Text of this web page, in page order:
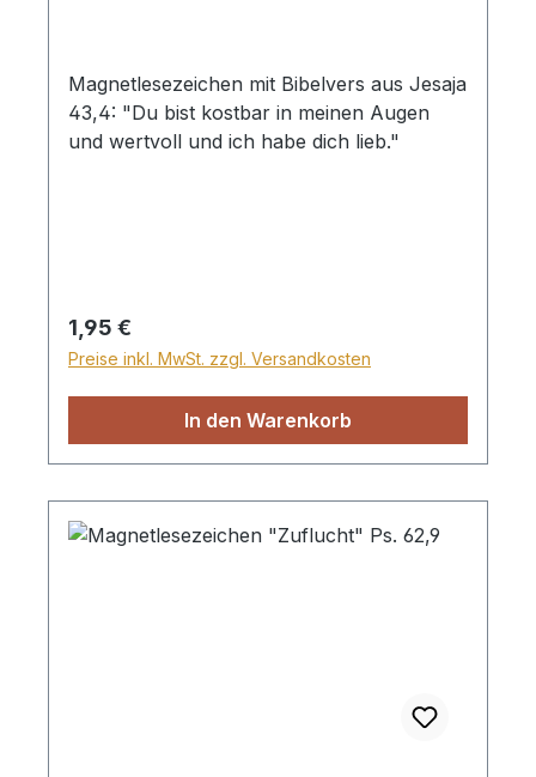
Magnetlesezeichen mit Bibelvers aus Jesaja
43,4: "Du bist kostbar in meinen Augen
und wertvoll und ich habe dich lieb."
Regulärer Preis:
1,95 €
Preise inkl. MwSt. zzgl. Versandkosten
In den Warenkorb